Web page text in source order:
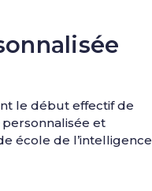
le début effectif de
et
école de l’intelligence